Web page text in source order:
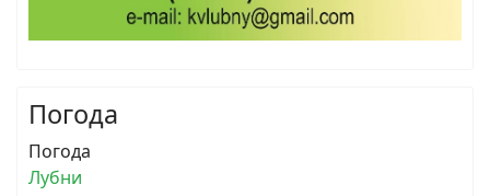
Погода
Погода
Лубни